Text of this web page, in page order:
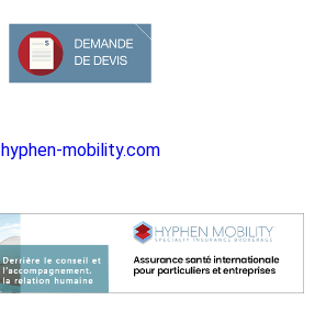
hyphen-mobility.com